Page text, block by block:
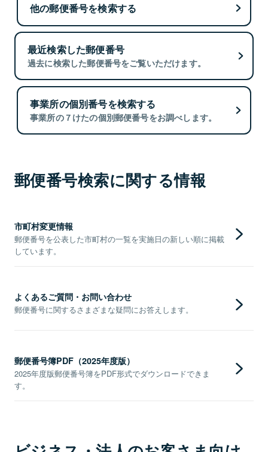
他の郵便番号を検索する
最近検索した郵便番号
過去に検索した郵便番号をご覧いただけます。
事業所の個別番号を検索する
事業所の７けたの個別郵便番号をお調べします。
郵便番号検索に関する情報
市町村変更情報
郵便番号を公表した市町村の一覧を実施日の新しい順に掲載
しています。
よくあるご質問・お問い合わせ
郵便番号に関するさまざまな疑問にお答えします。
郵便番号簿PDF（2025年度版）
2025年度版郵便番号簿をPDF形式でダウンロードできま
す。